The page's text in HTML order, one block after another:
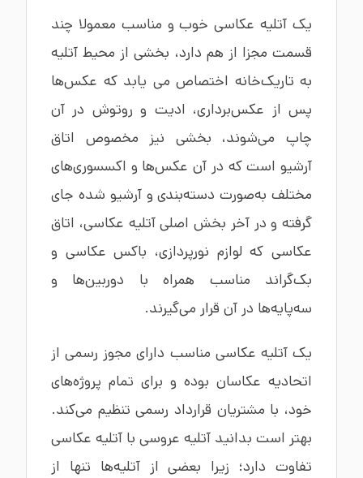
یک آتلیه عکاسی خوب و مناسب معمولا چند
قسمت مجزا از هم دارد، بخشی از محیط آتلیه
به تاریک‌خانه اختصاص می یابد که عکس‌ها
پس از عکس‌برداری، ادیت و روتوش در آن
چاپ می‌شوند، بخشی نیز مخصوص اتاق
آرشیو است که در آن عکس‌ها و اکسسوری‌های
مختلف به‌صورت دسته‌بندی و آرشیو شده جای
گرفته و در آخر بخش اصلی آتلیه عکاسی، اتاق
عکاسی که لوازم نورپردازی، باکس عکاسی و
بک‌گراند مناسب همراه با دوربین‌ها و
سه‌پایه‌ها در آن قرار می‌گیرند.
یک آتلیه عکاسی مناسب دارای مجوز رسمی از
اتحادیه عکاسان بوده و برای تمام پروژه‌های
خود، با مشتریان قرارداد رسمی تنظیم می‌کند.
بهتر است بدانید آتلیه عروسی با آتلیه عکاسی
تفاوت دارد؛ زیرا بعضی از آتلیه‌ها تنها از